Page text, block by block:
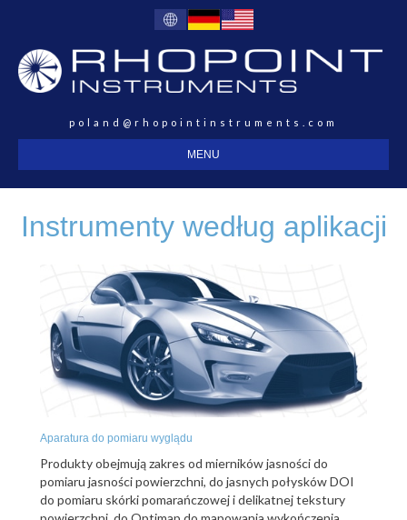
poland@rhopointinstruments.com
MENU
Instrumenty według aplikacji
Aparatura do pomiaru wyglądu
Produkty obejmują zakres od mierników jasności do
pomiaru jasności powierzchni, do jasnych połysków DOI
do pomiaru skórki pomarańczowej i delikatnej tekstury